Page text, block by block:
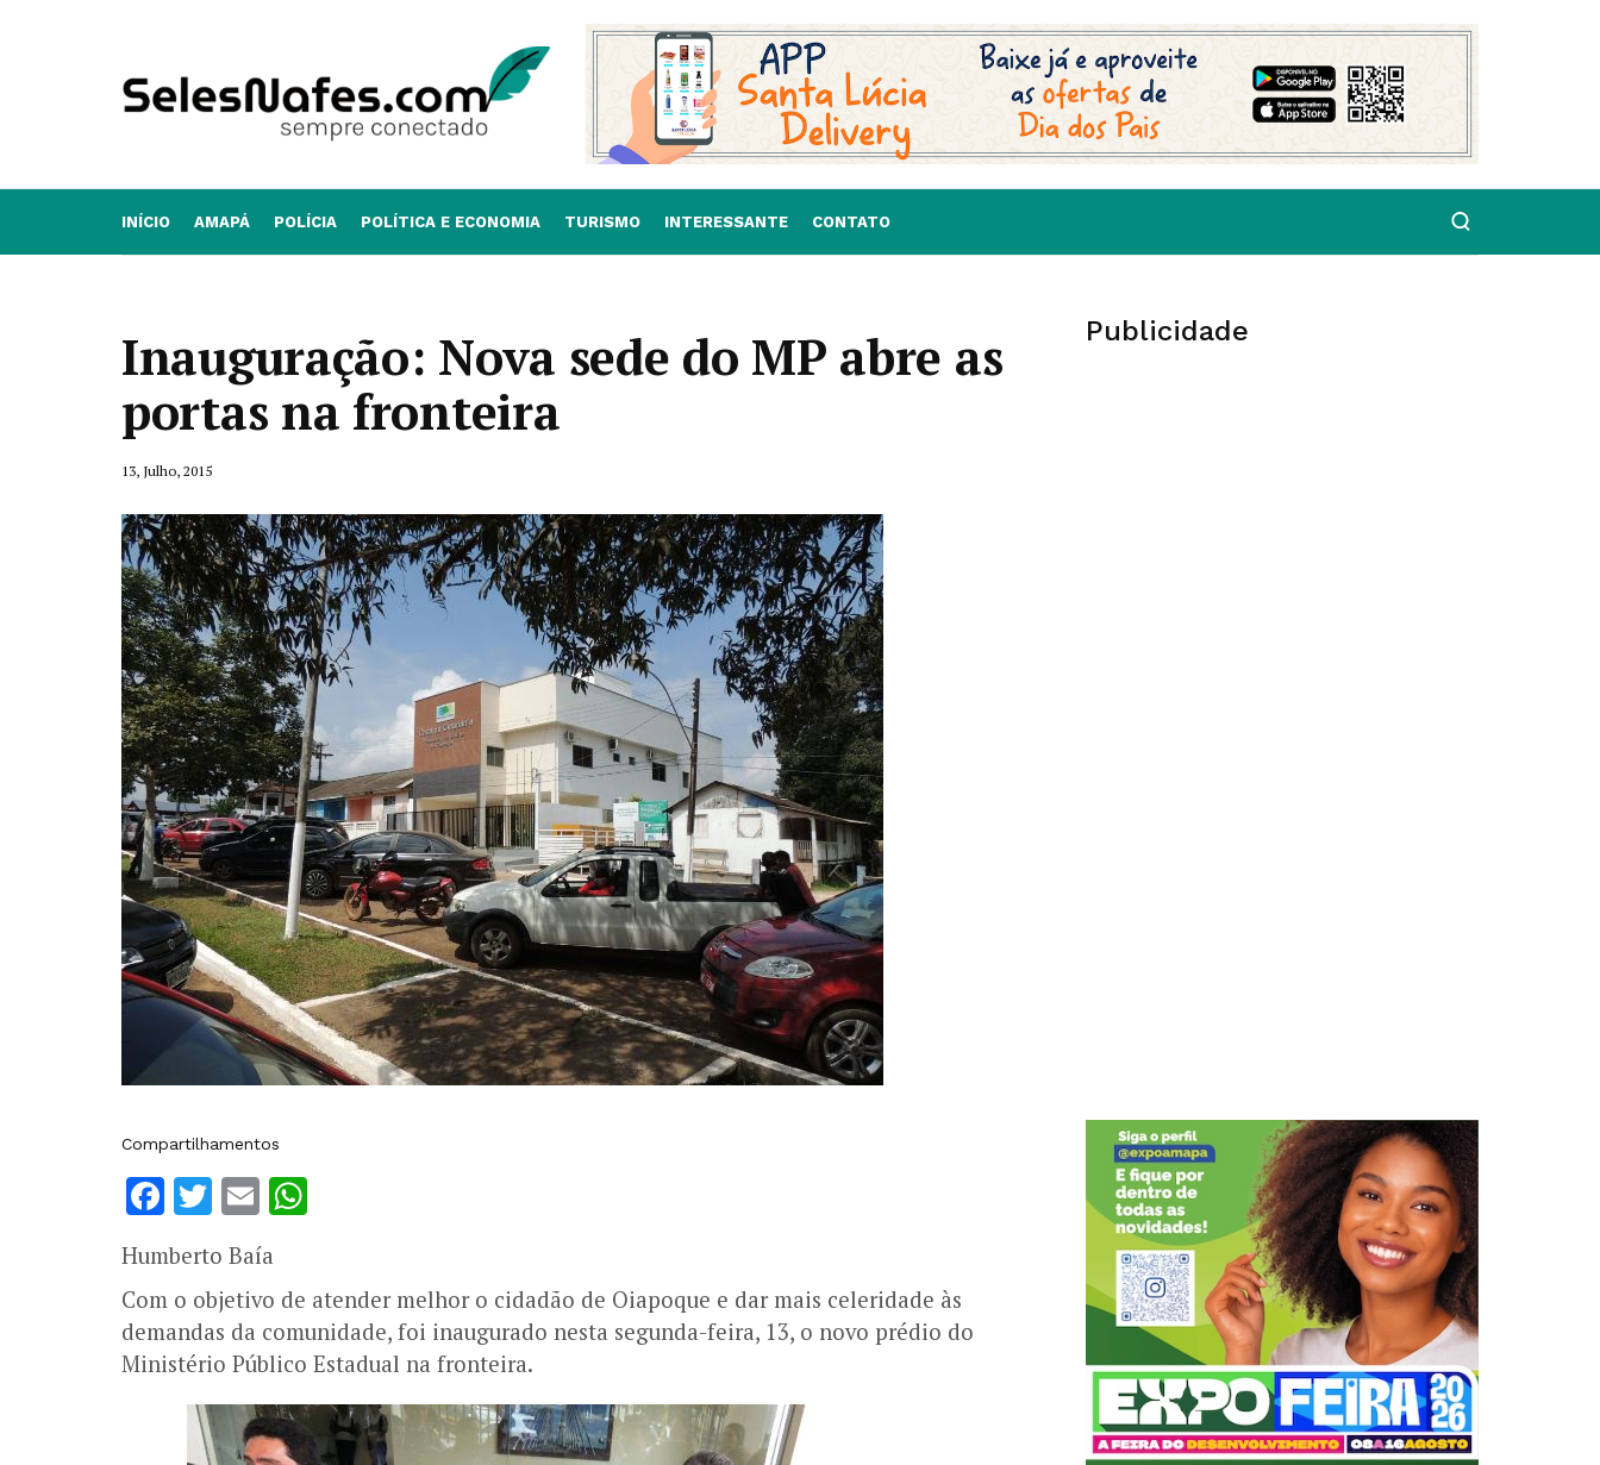
INÍCIO AMAPÁ POLÍCIA POLÍTICA E ECONOMIA TURISMO INTERESSANTE CONTATO
Inauguração: Nova sede do MP abre as
portas na fronteira
13, Julho, 2015
Compartilhamentos
Facebook
Twitter
Email
Humberto Baía
Com o objetivo de atender melhor o cidadão de Oiapoque e dar mais celeridade às
demandas da comunidade, foi inaugurado nesta segunda-feira, 13, o novo prédio do
Ministério Público Estadual na fronteira.
Publicidade